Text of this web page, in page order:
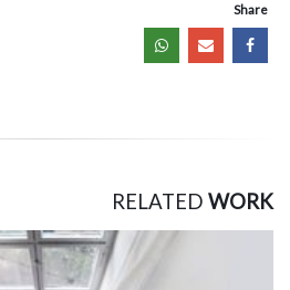
Share
RELATED WORK